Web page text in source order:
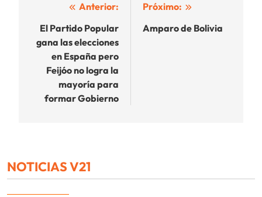
Navegación
de
entradas
Anterior:
El Partido Popular
gana las elecciones
en España pero
Feijóo no logra la
mayoría para
formar Gobierno
Próximo:
Amparo de Bolivia
NOTICIAS V21